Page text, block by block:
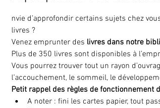
nvie d’approfondir certains sujets chez
livres ?
Venez emprunter des livres dans notre
Plus de 350 livres sont disponibles à
Vous pourrez trouver tout un rayon
l’accouchement, le sommeil, le
Petit rappel des règles de fonctionnement
A noter : fini les cartes papier, tout